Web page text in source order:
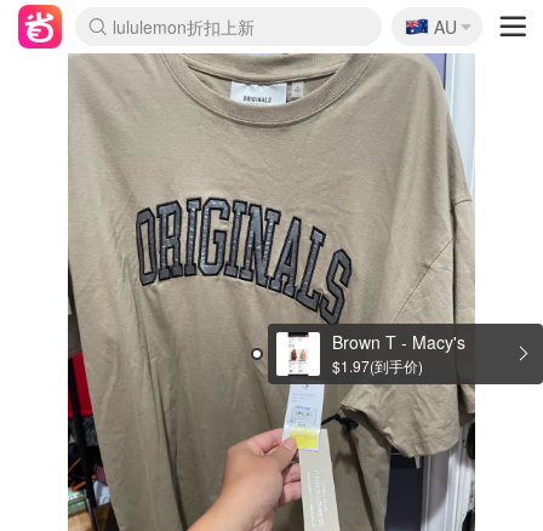
lululemon折扣上新
Sasa美妆护肤3.5折
SSENSE年中2.5折
FreshBeauty好价汇总
Cettire降价+叠9折
WWS Coles超市实拍
viagogo二手票捡漏
Myer超级周末
The Outnet奢牌1折起
David Jones 3折起
Flannels大牌1折
Perfumes Club护肤1折
AMIRO面罩$251
Amazon折扣汇总
eToro入金$200送$50
Amazon数码好物
ICONIC本周7.5折
ThedoubleF高奢地板价
Moose Knuckles 6折
丝芙兰5折起
EUFY摄像头$98
Selenichast首饰2折
Trip机票酒店促销
YSL送5件彩妆礼
Amazon家居好物
Amazon美妆护肤
雅漾大喷$8
过敏原检测盒$33
伊索独家赠50ml沐浴露
科颜氏高保湿面霜$29
SEALIFE海洋馆门票6折
丝塔芙大白罐$16
订阅Newsletter送香薰
Cult Beauty 6.8折
Harrods圣诞日历$525
LN-CC奢牌私促3折
d'Alba空姐喷雾$16
EVE LOM套装£56
Bernardelli独家4折
Adore Beauty 6折起
CT圣诞日历
Mytheresa奢品2.7折
Luxury Escapes 9折
Currentbody美容仪$881
MOON Garden Live
Roborock扫地机$649
Tingo Life水杯$24
Valentino官网5折
CR洗护套装$23
修丽可4件套$159
Myer彩妆2件7折
GANNI官网4.5折
Stylevana韩妆4折
Tessabit高奢8.5折
OGX洗发水$11
Amazon阿德莱德次日达
卡诗8.5折+赠礼
Philips Hue灯具8折
🇦🇺
AU
Brown T - Macy's
$1.97(到手价)